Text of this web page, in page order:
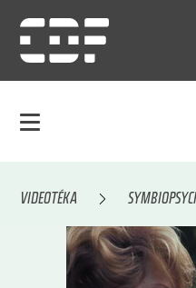
VIDEOTÉKA